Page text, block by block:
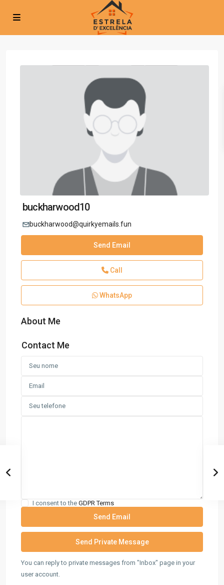
buckharwood10
buckharwood@quirkyemails.fun
Send Email
Call
WhatsApp
About Me
Contact Me
I consent to the GDPR Terms
You can reply to private messages from "Inbox" page in your
user account.